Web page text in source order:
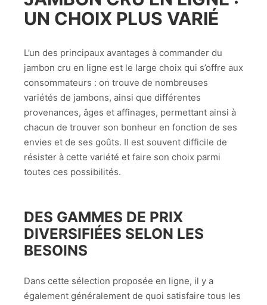
UN CHOIX PLUS VARIÉ
L’un des principaux avantages à commander du
jambon cru en ligne est le large choix qui s’offre aux
consommateurs : on trouve de nombreuses
variétés de jambons, ainsi que différentes
provenances, âges et affinages, permettant ainsi à
chacun de trouver son bonheur en fonction de ses
envies et de ses goûts. Il est souvent difficile de
résister à cette variété et faire son choix parmi
toutes ces possibilités.
DES GAMMES DE PRIX
DIVERSIFIÉES SELON LES
BESOINS
Dans cette sélection proposée en ligne, il y a
également généralement de quoi satisfaire tous les